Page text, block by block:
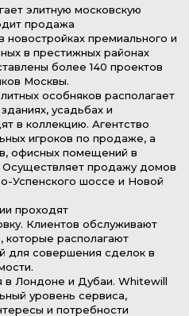
элитную московскую
продажа
новостройках премиального и
в престижных районах
более 140 проектов
Москвы.
особняков располагает
усадьбах и
в коллекцию. Агентство
игроков по продаже, а
офисных помещений в
продажу домов
Успенского шоссе и Новой
проходят
Клиентов обслуживают
которые располагают
для совершения сделок в
в Лондоне и Дубаи. Whitewill
уровень сервиса,
и потребности